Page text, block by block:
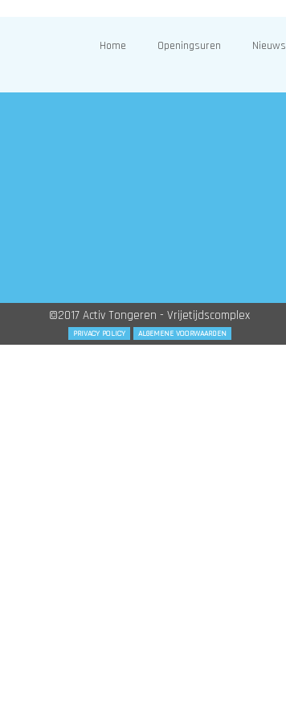
Home Openingsuren Nieuws
©2017 Activ Tongeren - Vrijetijdscomplex
PRIVACY POLICY ALGEMENE VOORWAARDEN